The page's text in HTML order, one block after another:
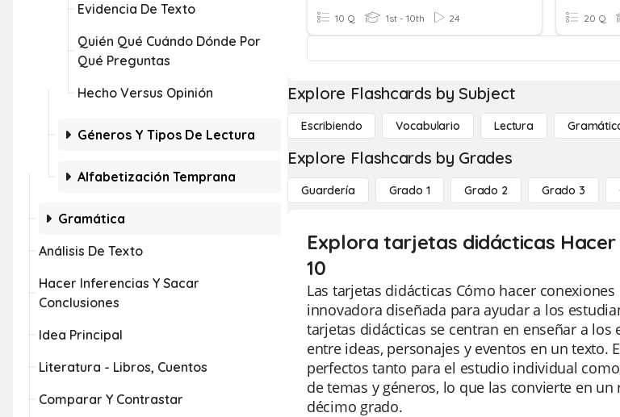
Evidencia De Texto
Quién Qué Cuándo Dónde Por
Qué Preguntas
Hecho Versus Opinión
Géneros Y Tipos De Lectura
Alfabetización Temprana
Gramática
Análisis De Texto
Hacer Inferencias Y Sacar
Conclusiones
Idea Principal
Literatura - Libros, Cuentos
Comparar Y Contrastar
10 Q 1st - 10th 24 20 Q
Explore Flashcards by Subject
Escribiendo Vocabulario Lectura
Explore Flashcards by Grades
Guardería Grado 1 Grado 2 Grado 3
Explora tarjetas didácticas
10
Las tarjetas didácticas Cómo hacer
innovadora diseñada para ayudar a los
tarjetas didácticas se centran en enseñar a
entre ideas, personajes y eventos en un texto.
perfectos tanto para el estudio individual
de temas y géneros, lo que las convierte en
décimo grado.